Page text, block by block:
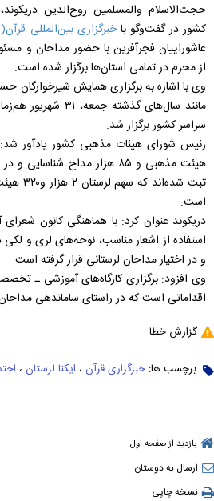
حجت‌الاسلام والمسلمین روح‌الدین
کشور در گفت‌وگو باخبرگزاری بین‌المللی
عاشوراییان فجرآفرین با حضور مداحان و
از محرم در تمامی استان‌ها برگزار شده است.
وی با اشاره به برگزاری همایش شیرخوارگان
مانند سال‌های گذشته
سراسر کشور برگزار شد.
هیئت مذهبی و ۸۵ هزار مداح
است.
دریکوند عنوان کرد: با هماهنگی کانون
استفاده از اشعار مناسب، نوحه‌های لری و
و در اختیار مداحان لرستانی قرار گرفته است.
وی افزود: برگزاری کارگاه‌های آموزشی ـ
اقداماتی است که در راستای ساماندهی
گزارش خطا
برچسب ها: خبرگزاری قرآن ، ایکنا لرستان ،
بازدید از صفحه اول
ارسال به دوستان
نسخه چاپی